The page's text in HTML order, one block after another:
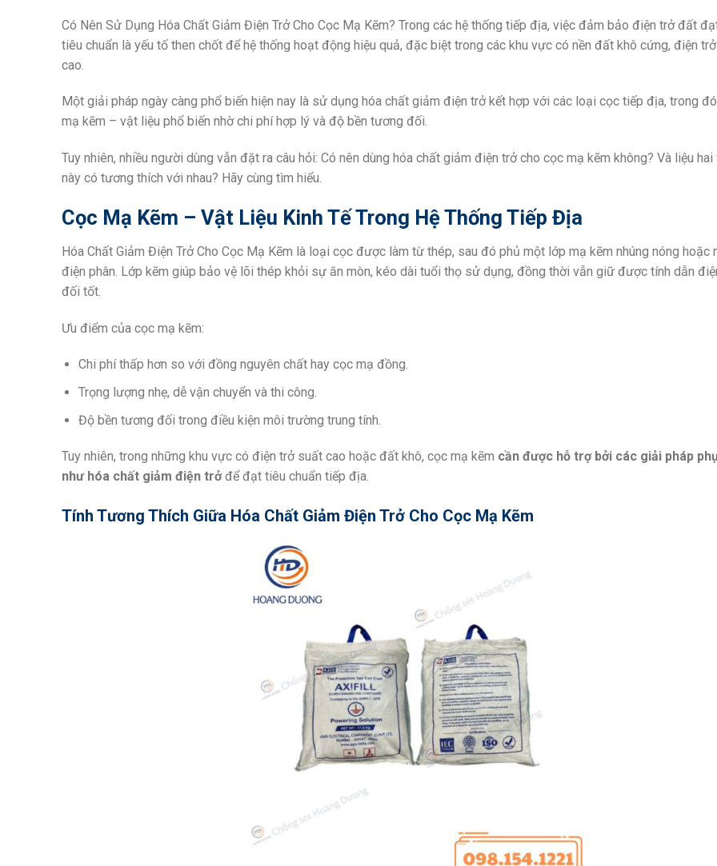
Có Nên Sử Dụng Hóa Chất Giảm Điện Trở Cho Cọc Mạ Kẽm? Trong các hệ thống tiếp địa, việc đảm bảo điện trở đất
tiêu chuẩn là yếu tố then chốt để hệ thống hoạt động hiệu quả, đặc biệt trong các khu vực có nền đất khô cứng, điện
cao.
Một giải pháp ngày càng phổ biến hiện nay là sử dụng hóa chất giảm điện trở kết hợp với các loại cọc tiếp địa, trong
mạ kẽm – vật liệu phổ biến nhờ chi phí hợp lý và độ bền tương đối.
Tuy nhiên, nhiều người dùng vẫn đặt ra câu hỏi: Có nên dùng hóa chất giảm điện trở cho cọc mạ kẽm không? Và liệu
này có tương thích với nhau? Hãy cùng tìm hiểu.
Cọc Mạ Kẽm – Vật Liệu Kinh Tế Trong Hệ Thống Tiếp Địa
Hóa Chất Giảm Điện Trở Cho Cọc Mạ Kẽm là loại cọc được làm từ thép, sau đó phủ một lớp mạ kẽm nhúng nóng hoặc
điện phân. Lớp kẽm giúp bảo vệ lõi thép khỏi sự ăn mòn, kéo dài tuổi thọ sử dụng, đồng thời vẫn giữ được tính dẫn
đối tốt.
Ưu điểm của cọc mạ kẽm:
Chi phí thấp hơn so với đồng nguyên chất hay cọc mạ đồng.
Trọng lượng nhẹ, dễ vận chuyển và thi công.
Độ bền tương đối trong điều kiện môi trường trung tính.
Tuy nhiên, trong những khu vực có điện trở suất cao hoặc đất khô, cọc mạ kẽm cần được hỗ trợ bởi các giải pháp
như hóa chất giảm điện trởđể đạt tiêu chuẩn tiếp địa.
Tính Tương Thích Giữa Hóa Chất Giảm Điện Trở Cho Cọc Mạ Kẽm